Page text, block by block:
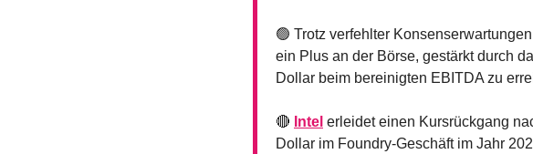
🟢 Trotz verfehlter
ein Plus an der Börse, gestärkt durch
Dollar beim bereinigten EBITDA zu
🔴 Intel erleidet einen Kursrückgang
Dollar im Foundry-Geschäft im Jahr